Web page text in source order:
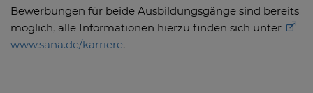
Bewerbungen für beide Ausbildungsgänge sind bereits
möglich, alle Informationen hierzu finden sich unter
www.sana.de/karriere.